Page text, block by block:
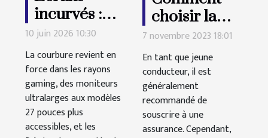
incurvés :
simple effet
de mode ou
véritable
gain pour
les gamers ?
10 juin 2026 10:30
La courbure revient en
force dans les rayons
gaming, des moniteurs
ultralarges aux modèles
27 pouces plus
accessibles, et les
choisir la
meilleure
assurance
auto pour
jeune
conducteur ?
7 novembre 2023 18:01
En tant que jeune
conducteur, il est
généralement
recommandé de
souscrire à une
assurance. Cependant,